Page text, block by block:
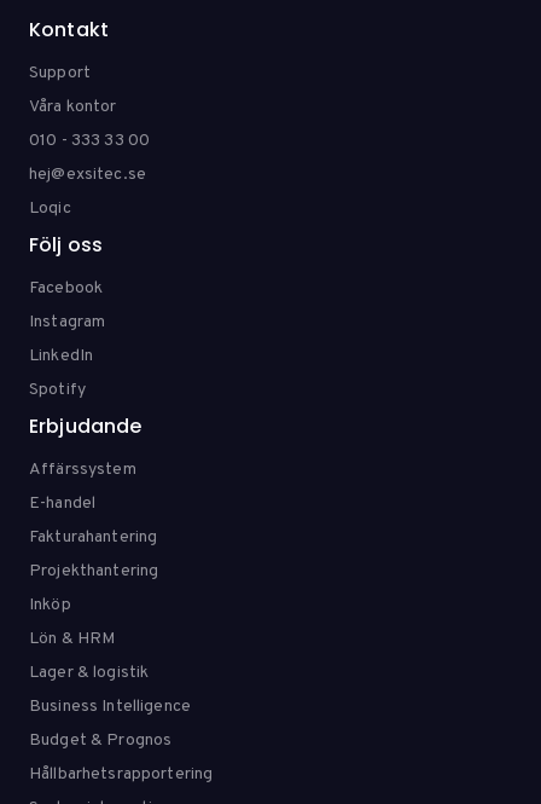
Kontakt
Support
Våra kontor
010 - 333 33 00
hej@exsitec.se
Loqic
Följ oss
Facebook
Instagram
LinkedIn
Spotify
Erbjudande
Affärssystem
E-handel
Fakturahantering
Projekthantering
Inköp
Lön & HRM
Lager & logistik
Business Intelligence
Budget & Prognos
Hållbarhetsrapportering